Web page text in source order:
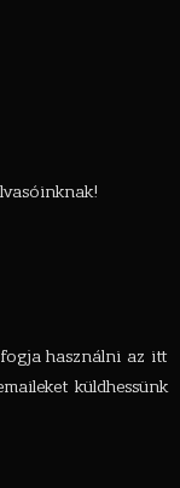
használni az itt
küldhessünk